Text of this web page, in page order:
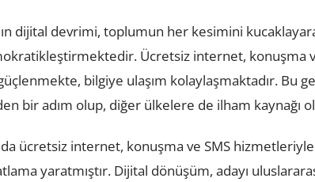
dijital devrimi, toplumun her kesimini
Ücretsiz internet, konuşma
bilgiye ulaşım kolaylaşmaktadır. Bu
bir adım olup, diğer ülkelere de ilham kaynağı
ücretsiz internet, konuşma ve SMS
yaratmıştır. Dijital dönüşüm, adayı